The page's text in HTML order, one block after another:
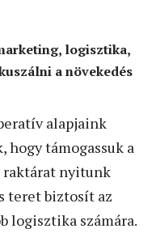
logisztika,
a növekedés
alapjaink
támogassuk a
raktárat nyitunk
teret biztosít az
logisztika számára.